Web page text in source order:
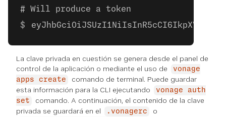
# Will produce a token
La clave privada en cuestión se genera desde el panel de
control de la aplicación o mediante el uso de
vonage
apps create
comando de terminal. Puede guardar
esta información para la CLI ejecutando
vonage auth
set
comando. A continuación, el contenido de la clave
privada se guardará en el
.vonagerc o